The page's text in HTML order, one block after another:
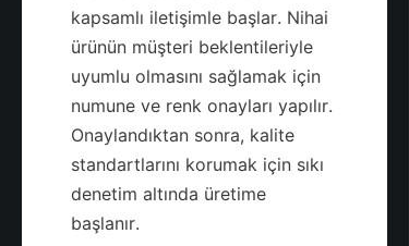
kapsamlı iletişimle başlar. Nihai
ürünün müşteri beklentileriyle
uyumlu olmasını sağlamak için
numune ve renk onayları yapılır.
Onaylandıktan sonra, kalite
standartlarını korumak için sıkı
denetim altında üretime